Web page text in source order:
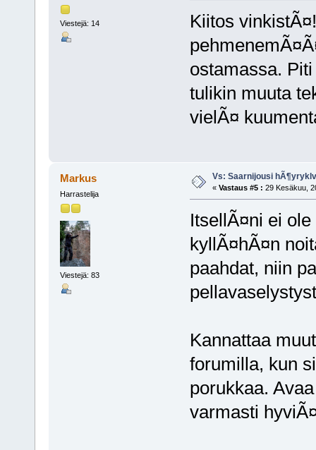
Viestejä: 14
Kiitos
ostamassa.
tulikin muuta
vielÃ¤
Markus
Harrastelija
Viestejä: 83
Vs: Saarnijousi
« Vastaus #5 : 29 Kesäkuu,
ItsellÃ¤ni ei
kyllÃ¤hÃ¤n
paahdat, niin
Kannattaa
forumilla, kun
porukkaa.
varmasti